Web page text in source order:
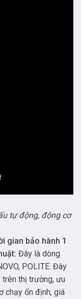
tự động, động cơ
gian bảo hành 1
Đây là dòng
POLITE. Đây
trên thị trường, ưu
chạy ổn định, giá